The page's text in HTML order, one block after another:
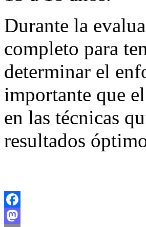
Durante la
completo para
determinar el
importante que
en las técnicas
resultados
Facebook